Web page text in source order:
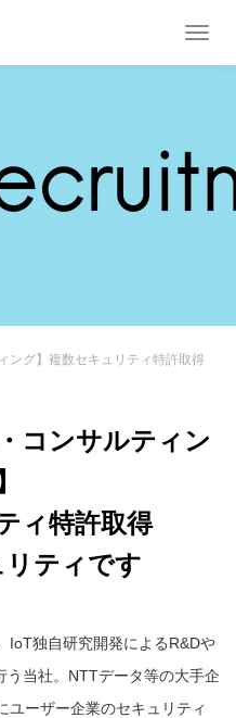
T
n
n
ング】複数セキュリティ特許取得
コンサルティン
ィ特許取得
リティです
IoT独自研究開発によるR&Dや
う当社。NTTデータ等の大手企
ユーザー企業のセキュリティ